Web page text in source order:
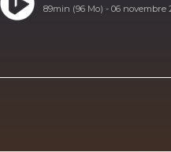
89min (96 Mo) - 06 novembre